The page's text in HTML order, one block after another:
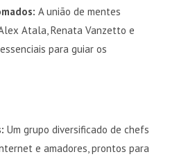
A união de mentes
Atala, Renata Vanzetto e
para guiar os
Um grupo diversificado de chefs
e amadores, prontos para